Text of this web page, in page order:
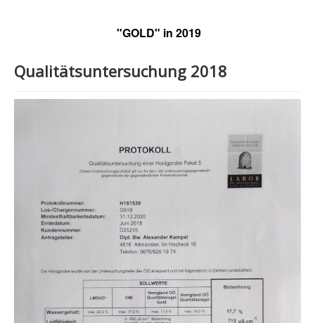
"GOLD" in 2019
Qualitätsuntersuchung 2018